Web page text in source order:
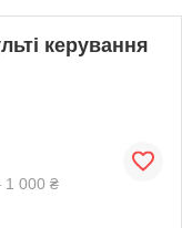
керування
1 000 ₴